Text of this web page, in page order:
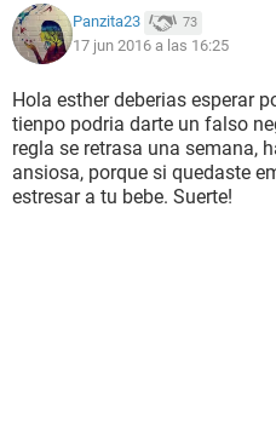
Panzita23 73
17 jun 2016 a las 16:25
Hola esther deberias esperar
tienpo podria darte un falso
regla se retrasa una semana,
ansiosa, porque si quedaste
estresar a tu bebe. Suerte!